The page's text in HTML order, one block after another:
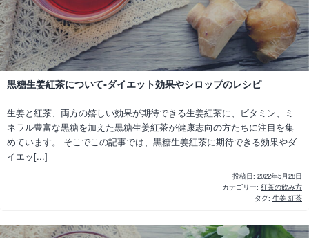
黒糖生姜紅茶について‐ダイエット効果やシロップのレシピ
生姜と紅茶、両方の嬉しい効果が期待できる生姜紅茶に、ビタミン、ミ
ネラル豊富な黒糖を加えた黒糖生姜紅茶が健康志向の方たちに注目を集
めています。 そこでこの記事では、黒糖生姜紅茶に期待できる効果やダ
イエッ[...]
投稿日: 2022年5月28日
カテゴリー: 紅茶の飲み方
タグ: 生姜 紅茶